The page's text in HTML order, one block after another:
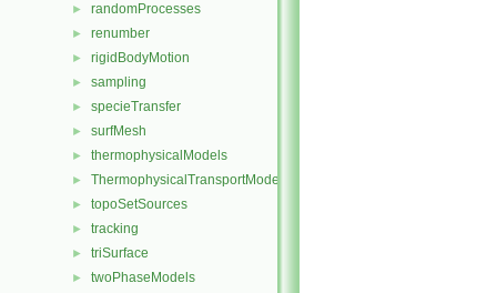
► randomProcesses
► renumber
► rigidBodyMotion
► sampling
► specieTransfer
► surfMesh
► thermophysicalModels
► ThermophysicalTransportModels
► topoSetSources
► tracking
► triSurface
► twoPhaseModels